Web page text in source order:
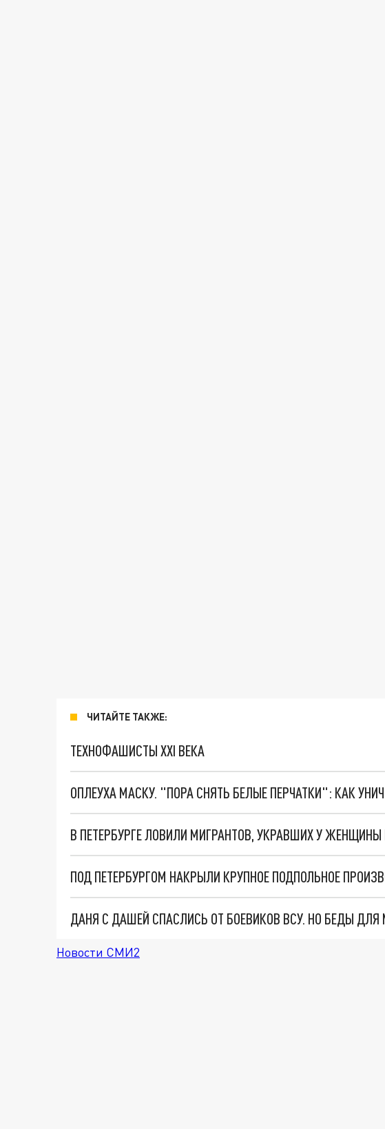
ЧИТАЙТЕ ТАКЖЕ:
ТЕХНОФАШИСТЫ XXI ВЕКА
ОПЛЕУХА МАСКУ. "ПОРА СНЯТЬ БЕЛЫЕ ПЕРЧАТКИ": КАК
В ПЕТЕРБУРГЕ ЛОВИЛИ МИГРАНТОВ, УКРАВШИХ У
ПОД ПЕТЕРБУРГОМ НАКРЫЛИ КРУПНОЕ ПОДПОЛЬНОЕ
ДАНЯ С ДАШЕЙ СПАСЛИСЬ ОТ БОЕВИКОВ ВСУ. НО БЕДЫ
Новости СМИ2